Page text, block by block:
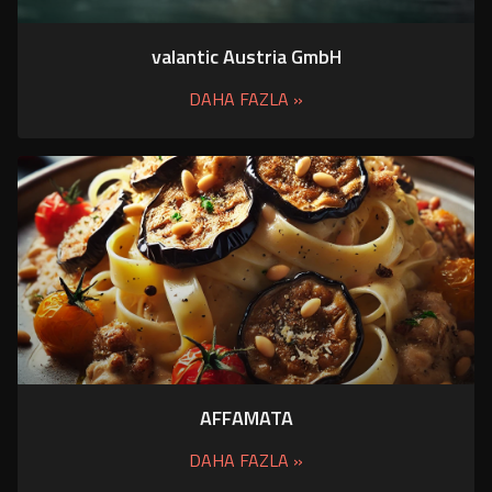
valantic Austria GmbH
DAHA FAZLA »
AFFAMATA
DAHA FAZLA »